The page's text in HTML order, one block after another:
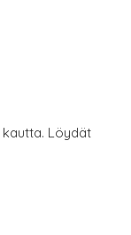
Löydät